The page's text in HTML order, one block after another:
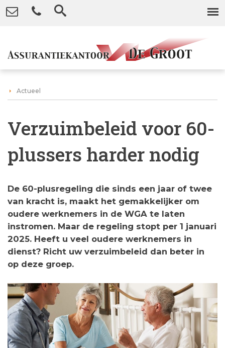
Actueel
Verzuimbeleid voor 60-
plussers harder nodig
De 60-plusregeling die sinds een jaar of twee
van kracht is, maakt het gemakkelijker om
oudere werknemers in de WGA te laten
instromen. Maar de regeling stopt per 1 januari
2025. Heeft u veel oudere werknemers in
dienst? Richt uw verzuimbeleid dan beter in
op deze groep.